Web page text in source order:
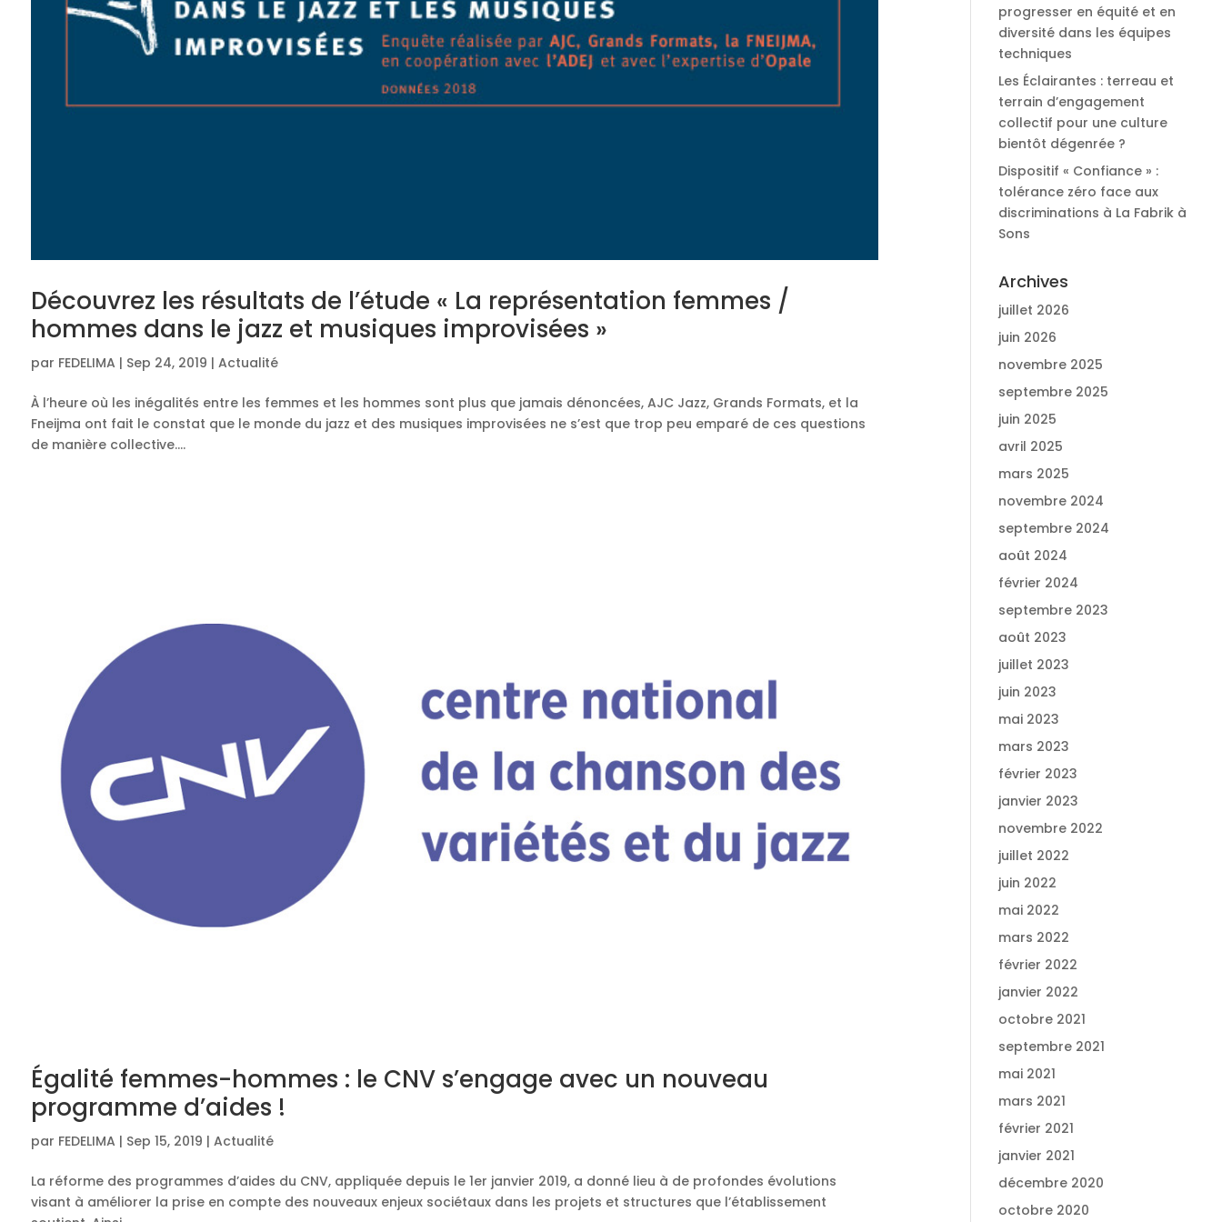
Découvrez les résultats de l’étude « La représentation femmes /
hommes dans le jazz et musiques improvisées »
par FEDELIMA | Sep 24, 2019 | Actualité
À l’heure où les inégalités entre les femmes et les hommes sont plus que jamais dénoncées, AJC Jazz, Grands Formats, et la
Fneijma ont fait le constat que le monde du jazz et des musiques improvisées ne s’est que trop peu emparé de ces questions
de manière collective....
Égalité femmes-hommes : le CNV s’engage avec un nouveau
programme d’aides !
par FEDELIMA | Sep 15, 2019 | Actualité
La réforme des programmes d’aides du CNV, appliquée depuis le 1er janvier 2019, a donné lieu à de profondes évolutions
visant à améliorer la prise en compte des nouveaux enjeux sociétaux dans les projets et structures que l’établissement
progresser en équité et en
diversité dans les équipes
techniques
Les Éclairantes : terreau et
terrain d’engagement
collectif pour une culture
bientôt dégenrée ?
Dispositif « Confiance » :
tolérance zéro face aux
discriminations à La Fabrik à
Sons
Archives
juillet 2026
juin 2026
novembre 2025
septembre 2025
juin 2025
avril 2025
mars 2025
novembre 2024
septembre 2024
août 2024
février 2024
septembre 2023
août 2023
juillet 2023
juin 2023
mai 2023
mars 2023
février 2023
janvier 2023
novembre 2022
juillet 2022
juin 2022
mai 2022
mars 2022
février 2022
janvier 2022
octobre 2021
septembre 2021
mai 2021
mars 2021
février 2021
janvier 2021
décembre 2020
octobre 2020